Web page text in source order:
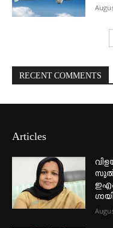
RECENT COMMENTS
Articles